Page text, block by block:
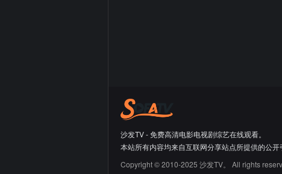
沙发TV - 免费高清电影电视剧综艺在线观看。
本站所有内容均来自互联网分享站点所提供的公开
Copyright © 2010-2025 沙发TV。 All rights